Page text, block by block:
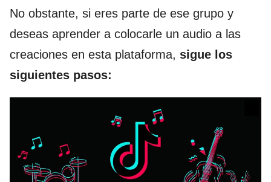
No obstante, si eres parte de ese grupo y
deseas aprender a colocarle un audio a las
creaciones en esta plataforma, sigue los
siguientes pasos: